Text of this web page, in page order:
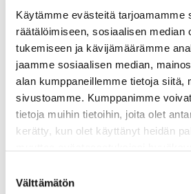
Käytämme evästeitä tarjoamamme
räätälöimiseen, sosiaalisen median
tukemiseen ja kävijämäärämme
jaamme sosiaalisen median,
alan kumppaneillemme tietoja siitä,
sivustoamme. Kumppanimme
tietoja muihin tietoihin, joita olet
kerätty, kun olet käyttänyt heidän
valinta
Välttämätön
kriittistä
samalla ilmastonmuutoksen
irtautuen fossiilisista